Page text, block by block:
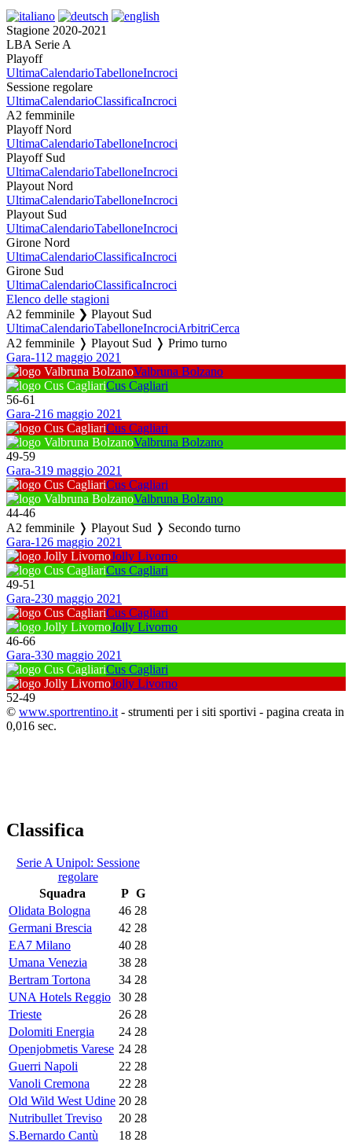
Stagione 2020-2021
LBA Serie A
Playoff
UltimaCalendarioTabelloneIncroci
Sessione regolare
UltimaCalendarioClassificaIncroci
A2 femminile
Playoff Nord
UltimaCalendarioTabelloneIncroci
Playoff Sud
UltimaCalendarioTabelloneIncroci
Playout Nord
UltimaCalendarioTabelloneIncroci
Playout Sud
UltimaCalendarioTabelloneIncroci
Girone Nord
UltimaCalendarioClassificaIncroci
Girone Sud
UltimaCalendarioClassificaIncroci
Elenco delle stagioni
A2 femminile ❯ Playout Sud
UltimaCalendarioTabelloneIncrociArbitriCerca
A2 femminile ❭ Playout Sud ❭ Primo turno
Gara-112 maggio 2021
Valbruna Bolzano
Cus Cagliari
56-61
Gara-216 maggio 2021
Cus Cagliari
Valbruna Bolzano
49-59
Gara-319 maggio 2021
Cus Cagliari
Valbruna Bolzano
44-46
A2 femminile ❭ Playout Sud ❭ Secondo turno
Gara-1 26 maggio 2021
Jolly Livorno
Cus Cagliari
49-51
Gara-230 maggio 2021
Cus Cagliari
Jolly Livorno
46-66
Gara-330 maggio 2021
Cus Cagliari
Jolly Livorno
52-49
© www.sportrentino.it - strumenti per i siti sportivi - pagina creata in
0,016 sec.
Classifica
Serie A Unipol: Sessione
regolare
Squadra
P G
Olidata Bologna
46 28
Germani Brescia
42 28
EA7 Milano
40 28
Umana Venezia
38 28
Bertram Tortona
34 28
UNA Hotels Reggio 30 28
Trieste
26 28
Dolomiti Energia
24 28
Openjobmetis Varese 24 28
Guerri Napoli
22 28
Vanoli Cremona
22 28
Old Wild West Udine 20 28
Nutribullet Treviso
20 28
S.Bernardo Cantù
18 28